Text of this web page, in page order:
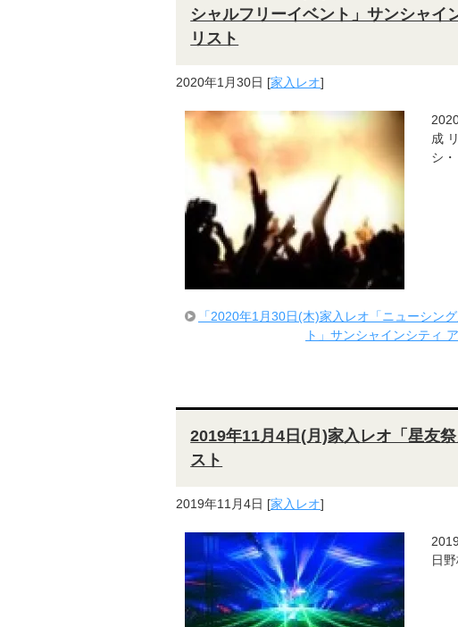
シャルフリーイベント」サンシャイ
リスト
2020年1月30日 [家入レオ]
成
シ・
「2020年1月30日(木)家入レオ「ニューシン
ト」サンシャインシティ
2019年11月4日(月)家入レオ「星友
スト
2019年11月4日 [家入レオ]
日